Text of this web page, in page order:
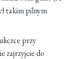
takim pilnym
przy
zajrzyjcie do